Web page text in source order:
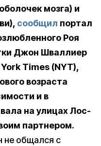
мозга) и
сообщил портал
Роя
Джон Шваллиер
Times (NYT),
возраста
и в
на улицах Лос-
партнером.
не общался с